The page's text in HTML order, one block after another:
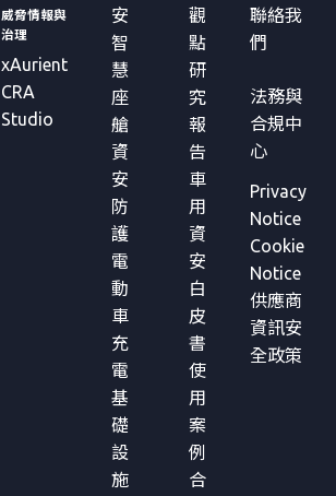
威脅情報與
治理
xAurient
CRA
Studio
安
智
慧
座
艙
資
安
防
護
電
動
車
充
電
基
礎
設
施
觀
點
研
究
報
告
車
用
資
安
白
皮
書
使
用
案
例
合
聯絡我
們
法務與
合規中
心
Privacy
Notice
Cookie
Notice
供應商
資訊安
全政策